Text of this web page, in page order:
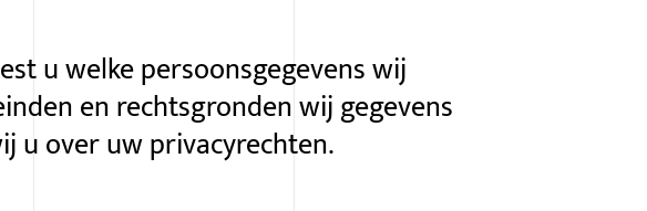
u welke persoonsgegevens wij
en rechtsgronden wij gegevens
u over uw privacyrechten.